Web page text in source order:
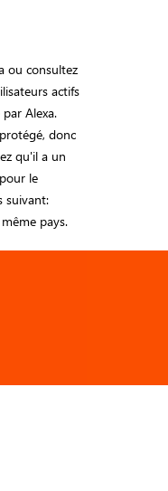
ou consultez
actifs
Alexa.
donc
qu'il a un
le
suivant:
pays.